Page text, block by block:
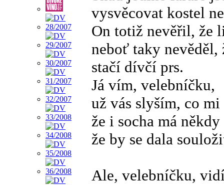
vysvěcovat kostel
On totiž nevěřil, že
neboť taky nevěděl,
stačí dívčí prs.
Já vím, velebníčku,
už vás slyším, co mi
že i socha má
že by se dala
Ale, velebníčku,